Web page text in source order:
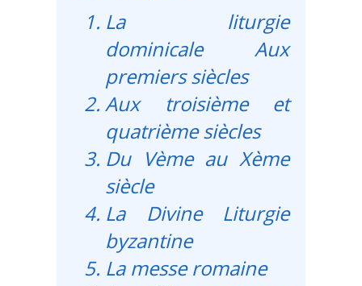
La liturgie
dominicale Aux
premiers siècles
Aux troisième et
quatrième siècles
Du Vème au Xème
siècle
La Divine Liturgie
byzantine
La messe romaine